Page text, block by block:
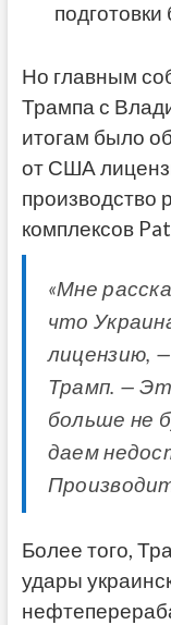
Но главным
Трампа с
итогам было
от США
производство
комплексов
«Мне
что
лицензию,
Трамп. —
больше не
даем
Более того,
удары